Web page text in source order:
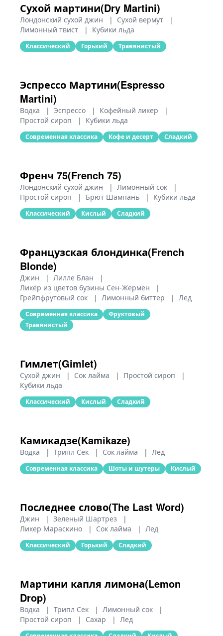
Сухой мартини(Dry Martini)
Лондонский сухой джин | Сухой вермут
|
Лимонный твист
| Кубики льда
Классический Горький Травянистый
Эспрессо Мартини(Espresso
Martini)
Водка | Эспрессо | Кофейный ликер
|
Простой сироп
| Кубики льда
Современная классика Кофе и десерт Сладкий
Френч 75(French 75)
Лондонский сухой джин | Лимонный сок
|
Простой сироп
| Брют Шампань | Кубики льда
Классический Кислый Сладкий
Французская блондинка(French
Blonde)
Джин | Лилле Блан
|
Ликёр из цветов бузины Сен-Жермен
|
Грейпфрутовый сок
| Лимонный биттер | Лед
Современная классика
Фруктовый
Травянистый
Гимлет(Gimlet)
Сухой джин | Сок лайма | Простой сироп
|
Кубики льда
Классический Кислый Сладкий
Камикадзе(Kamikaze)
Водка | Трипл Сек | Сок лайма | Лед
Современная классика Шоты и шутеры Кислый
Последнее слово(The Last Word)
Джин | Зеленый Шартрез
|
Ликер Мараскино
| Сок лайма | Лед
Классический Горький Сладкий
Мартини капля лимона(Lemon
Drop)
Водка | Трипл Сек | Лимонный сок
|
Простой сироп
| Сахар | Лед